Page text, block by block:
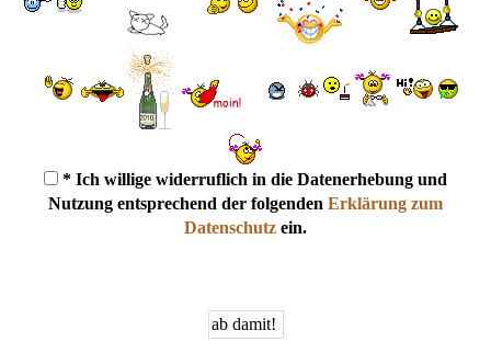
* Ich willige widerruflich in die Datenerhebung und
Nutzung entsprechend der folgenden Erklärung zum
Datenschutz ein.